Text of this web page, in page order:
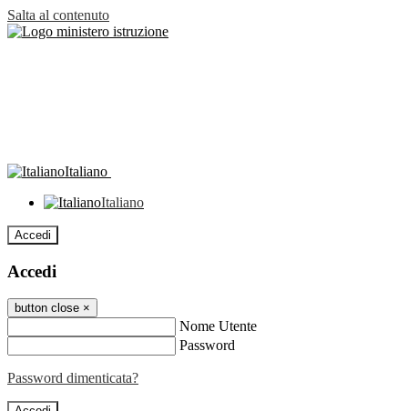
Salta al contenuto
Italiano
Italiano
Accedi
Accedi
button close ×
Nome Utente
Password
Password dimenticata?